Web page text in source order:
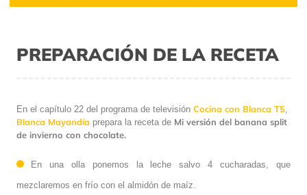
PREPARACIÓN DE LA RECETA
En el capítulo 22 del programa de televisión Cocina con Blanca T5,
Blanca Mayandía prepara la receta de Mi versión del banana split
de invierno con chocolate.
En una olla ponemos la leche salvo 4 cucharadas, que
mezclaremos en frío con el almidón de maíz.